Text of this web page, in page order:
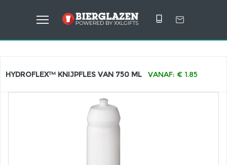
HYDROFLEX™ KNIJPFLES VAN 750 ML VANAF: € 1.85